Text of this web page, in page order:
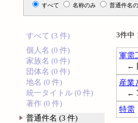
すべて 名称のみ 普通件名
すべて (3 件)
個人名 (0 件)
家族名 (0 件)
団体名 (0 件)
地名 (0 件)
統一タイトル (0 件)
著作 (0 件)
普通件名 (3 件)
3件中
軍需
←
産業
←
特需